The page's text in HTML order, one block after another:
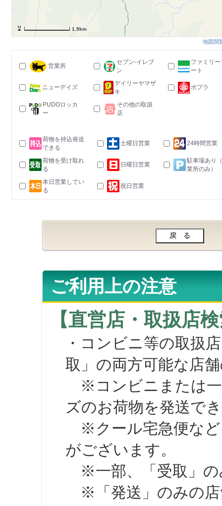
1.5km
地図閲
営業所
セブン-イレブ
ン
ファミリー
ート
ニューデイズ
デイリーヤマザ
キ
ポプラ
PUDOロッカ
ー
その他の取扱
店
荷物を持込発送
できる
土曜日営業 24時間営業
荷物を受け取れ
る
日曜日営業
駐車場あり
業所のみ）
本日営業してい
る
祝日営業
ご利用上の注意
【直営店・取扱店
・コンビニ等の取扱
取」の両方可能な店
※コンビニまたは一
ズのお荷物を発送で
※クール宅急便など
がございます。
※一部、「受取」の
※「発送」のみの店